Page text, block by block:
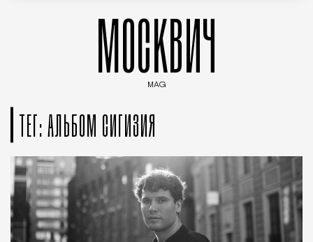
МОСКВИЧ
MAG
ТЕГ: АЛЬБОМ СИГИЗИЯ